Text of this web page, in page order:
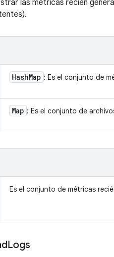
las métricas recién
HashMap : Es el conjunto de
Map : Es el conjunto de
Es el conjunto de métricas
Logs